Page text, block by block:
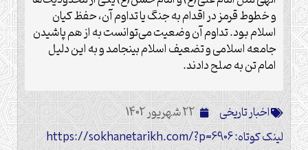
و خطوط قرمز در اقدام به جنگ یا تداوم آن، حفظ کیان
اسلام بود. تداوم آن وضعیت می‌توانست به از هم پاشیدن
جامعه اسلامی و تضعیف اسلام بینجامد و به این دلیل
امام تن به صلح دادند.
اخبار تاریخی
22 شهریور 1402
لینک کوتاه: https://sokhanetarikh.com/?p=6906